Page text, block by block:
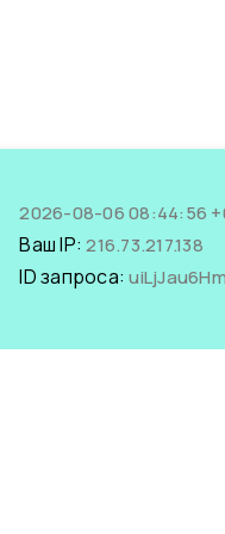
2026-08-06 08:44:56
Ваш IP:216.73.217.138
ID запроса: